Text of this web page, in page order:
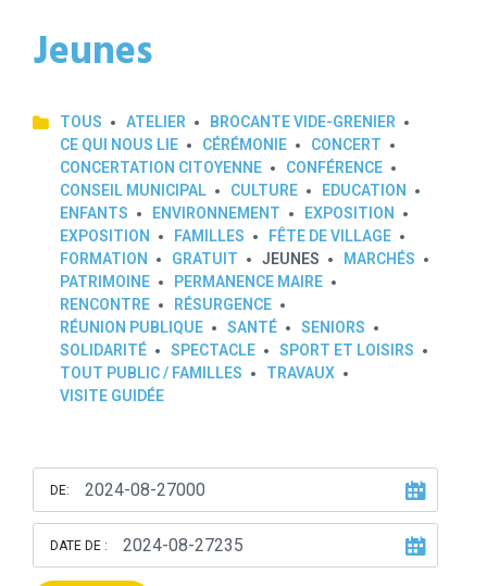
Jeunes
TOUS ATELIER
BROCANTE VIDE-GRENIER
CE QUI NOUS LIE
CÉRÉMONIE
CONCERT
CONCERTATION CITOYENNE
CONFÉRENCE
CONSEIL MUNICIPAL
CULTURE
EDUCATION
ENFANTS
ENVIRONNEMENT
EXPOSITION
EXPOSITION
FAMILLES
FÊTE DE VILLAGE
FORMATION
GRATUIT JEUNES
MARCHÉS
PATRIMOINE
PERMANENCE MAIRE
RENCONTRE
RÉSURGENCE
RÉUNION PUBLIQUE
SANTÉ
SENIORS
SOLIDARITÉ
SPECTACLE
SPORT ET LOISIRS
TOUT PUBLIC / FAMILLES
TRAVAUX
VISITE GUIDÉE
DE:
DATE DE :